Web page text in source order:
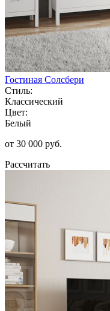
Гостиная Солсбери
Стиль:
Классический
Цвет:
Белый
от 30 000 руб.
Рассчитать